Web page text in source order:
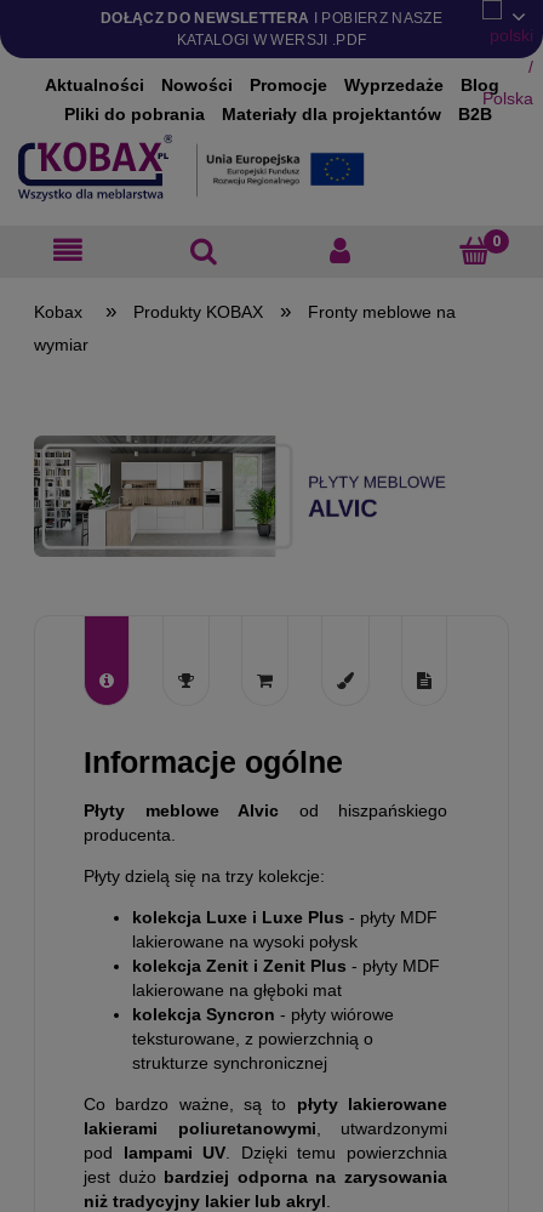
DOŁĄCZ DO NEWSLETTERA I POBIERZ NASZE
KATALOGI W WERSJI .PDF
Aktualności Nowości Promocje Wyprzedaże
Blog
Pliki do pobrania
Materiały dla projektantów B2B
» Produkty KOBAX »
Fronty meblowe na
wymiar
Informacje ogólne
Płyty meblowe Alvic od hiszpańskiego
producenta.
Płyty dzielą się na trzy kolekcje:
kolekcja Luxe i Luxe Plus - płyty MDF
lakierowane na wysoki połysk
kolekcja Zenit i Zenit Plus - płyty MDF
lakierowane na głęboki mat
kolekcja Syncron - płyty wiórowe
teksturowane, z powierzchnią o
strukturze synchronicznej
Co bardzo ważne, są to płyty lakierowane
lakierami poliuretanowymi , utwardzonymi
pod lampami UV . Dzięki temu powierzchnia
jest dużo bardziej odporna na zarysowania
niż tradycyjny lakier lub akryl